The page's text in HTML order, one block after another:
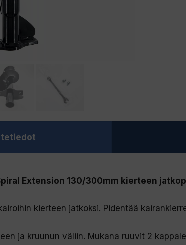
Extension 130/300mm kierteen
kierteen jatkoksi. Pidentää
ja kruunun väliin. Mukana ruuvit 2